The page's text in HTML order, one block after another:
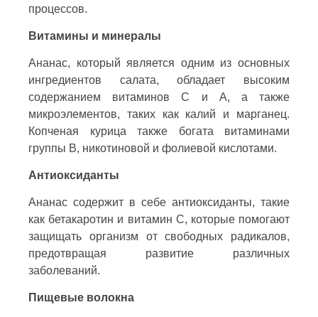
процессов.
Витамины и минералы
Ананас, который является одним из основных
ингредиентов салата, обладает высоким
содержанием витаминов С и А, а также
микроэлементов, таких как калий и марганец.
Копченая курица также богата витаминами
группы В, никотиновой и фолиевой кислотами.
Антиоксиданты
Ананас содержит в себе антиоксиданты, такие
как бетакаротин и витамин С, которые помогают
защищать организм от свободных радикалов,
предотвращая развитие различных
заболеваний.
Пищевые волокна